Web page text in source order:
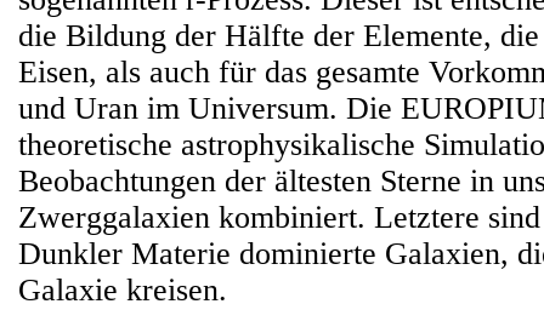
die Bildung der Hälfte der Elemente,
Eisen, als auch für das gesamte
und Uran im Universum. Die
theoretische astrophysikalische
Beobachtungen der ältesten Sterne in
Zwerggalaxien kombiniert. Letztere
Dunkler Materie dominierte Galaxien,
Galaxie kreisen.